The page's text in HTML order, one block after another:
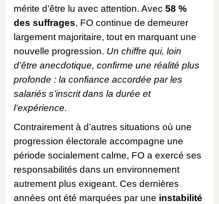
mérite d’être lu avec attention. Avec 58 %
des suffrages, FO continue de demeurer
largement majoritaire, tout en marquant une
nouvelle progression. Un chiffre qui, loin
d’être anecdotique, confirme une réalité plus
profonde : la confiance accordée par les
salariés s’inscrit dans la durée et
l’expérience.
Contrairement à d’autres situations où une
progression électorale accompagne une
période socialement calme, FO a exercé ses
responsabilités dans un environnement
autrement plus exigeant. Ces dernières
années ont été marquées par une instabilité